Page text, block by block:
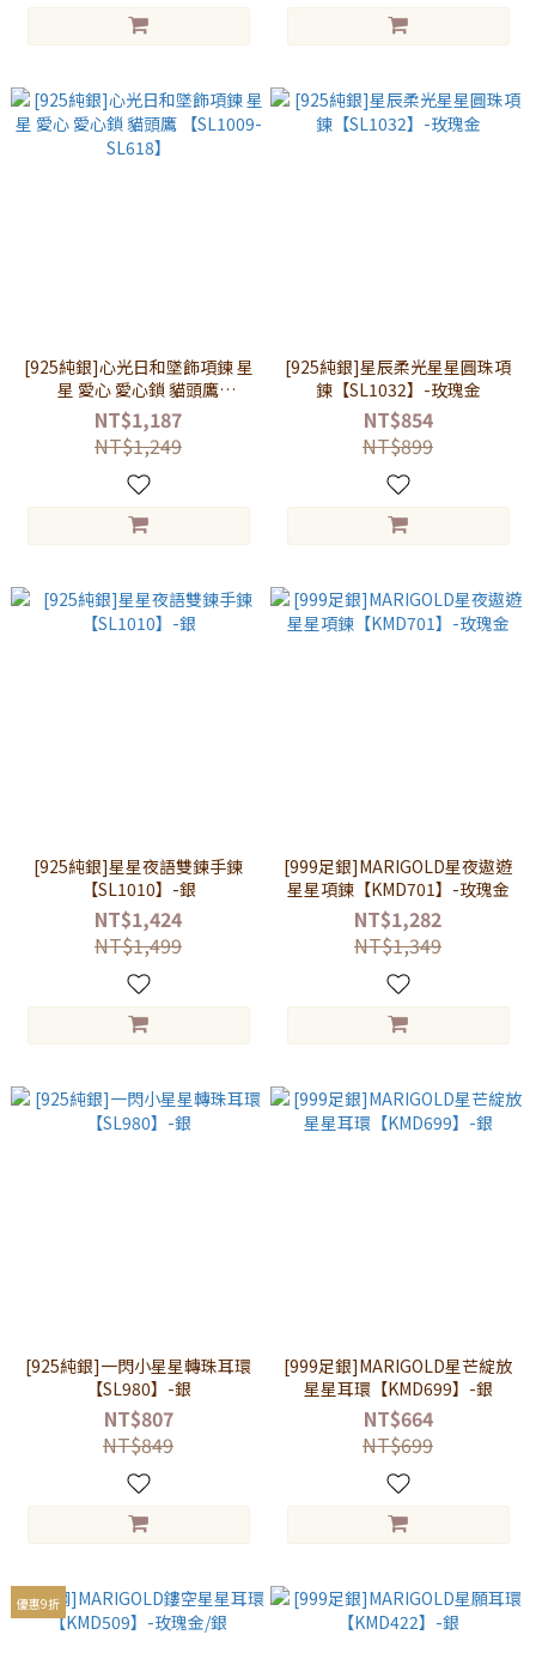
[925純銀]心光日和墜飾項鍊 星
星 愛心 愛心鎖 貓頭鷹
【SL1009-SL618】
NT$1,187
NT$1,249
[925純銀]星辰柔光星星圓珠項
鍊【SL1032】-玫瑰金
NT$854
NT$899
[925純銀]星星夜語雙鍊手鍊
【SL1010】-銀
NT$1,424
NT$1,499
[999足銀]MARIGOLD星夜遨遊
星星項鍊【KMD701】-玫瑰金
NT$1,282
NT$1,349
[925純銀]一閃小星星轉珠耳環
【SL980】-銀
NT$807
NT$849
[999足銀]MARIGOLD星芒綻放
星星耳環【KMD699】-銀
NT$664
NT$699
優惠9折